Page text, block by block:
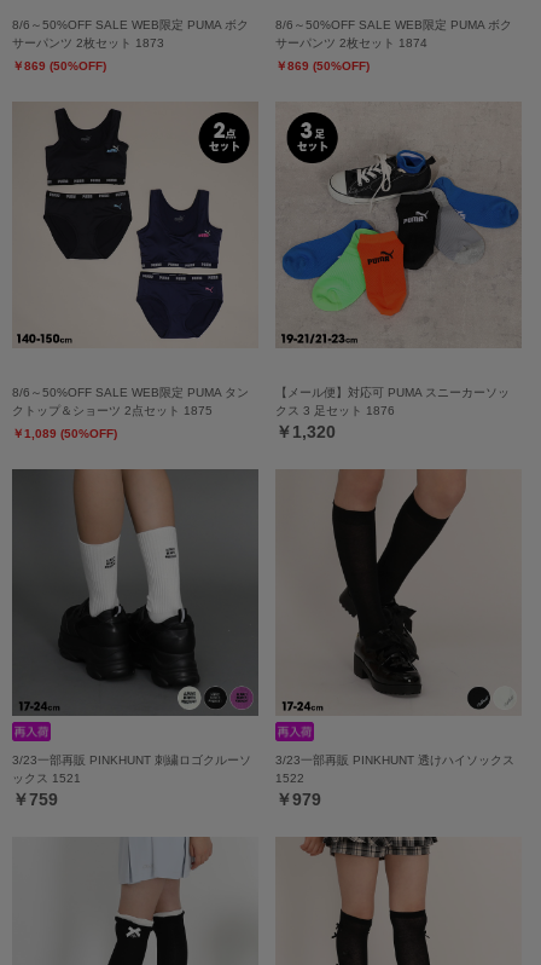
8/6～50%OFF SALE WEB限定 PUMA ボク
サーパンツ 2枚セット 1873
￥869 (50%OFF)
8/6～50%OFF SALE WEB限定 PUMA ボク
サーパンツ 2枚セット 1874
￥869 (50%OFF)
8/6～50%OFF SALE WEB限定 PUMA タン
クトップ＆ショーツ 2点セット 1875
￥1,089 (50%OFF)
【メール便】対応可 PUMA スニーカーソッ
クス 3 足セット 1876
￥1,320
3/23一部再販 PINKHUNT 刺繍ロゴクルーソ
ックス 1521
￥759
3/23一部再販 PINKHUNT 透けハイソックス
1522
￥979